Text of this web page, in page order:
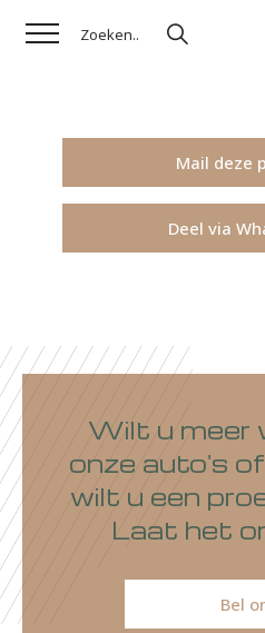
Mail deze
Deel via
Wilt u meer
onze auto's
wilt u een
Laat het
Bel